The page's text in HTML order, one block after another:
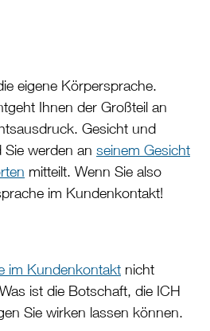
eigene Körpersprache.
Ihnen der Großteil an
Gesicht und
werden an seinem Gesicht
mitteilt. Wenn Sie also
im Kundenkontakt!
im Kundenkontakt nicht
ist die Botschaft, die ICH
Sie wirken lassen können.